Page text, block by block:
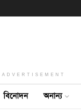
ADVERTISEMENT
বিনোদন অনান্য